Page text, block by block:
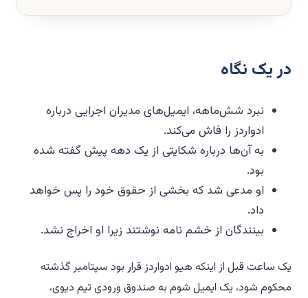
در یک نگاه
نبرد شش‌ماهه، ایمیل‌های مدیران اجرایی درباره
ادواردز را فاش می‌کند.
به آن‌ها درباره شکایتی از یک دهه پیش گفته شده
بود.
او مدعی شد که بخشی از حقوق خود را پس خواهد
داد.
بینندگان از خشم نامه نوشتند زیرا او اخراج نشد.
یک ساعت قبل از اینکه هیو ادواردز قرار بود سپتامبر گذشته
محکوم شود، یک ایمیل شوم به صندوق ورودی تیم دیوی،